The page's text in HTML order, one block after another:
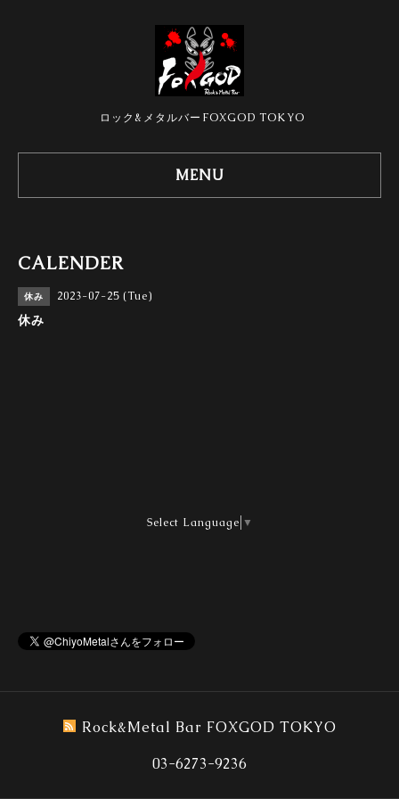
ロック&メタルバーFOXGOD TOKYO
MENU
CALENDER
休み 2023-07-25 (Tue)
休み
Select Language ▼
Rock&Metal Bar FOXGOD TOKYO
03-6273-9236